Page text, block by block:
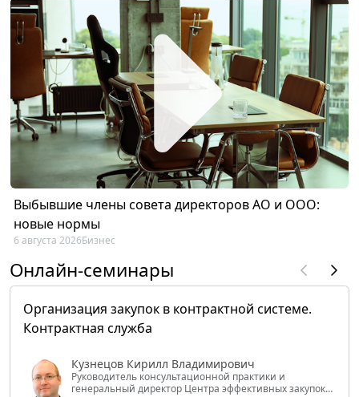
Выбывшие члены совета директоров АО и ООО:
новые нормы
6 августа 2026Бизнес
Онлайн-семинары
Организация закупок в контрактной системе.
Контрактная служба
Кузнецов Кирилл Владимирович
Руководитель консультационной практики и
генеральный директор Центра эффективных закупок